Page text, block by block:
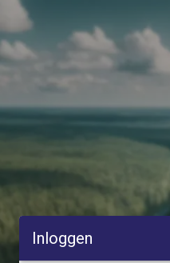
Inloggen